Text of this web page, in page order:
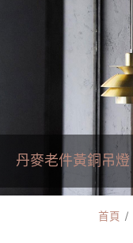
丹麥老件黃銅吊燈
首頁